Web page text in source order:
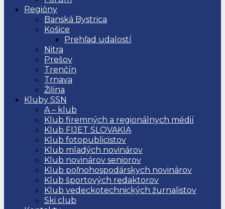
Regióny
Banská Bystrica
Košice
Prehľad udalostí
Nitra
Prešov
Trenčín
Trnava
Žilina
Kluby SSN
A – klub
Klub firemných a regionálnych médií
Klub FIJET SLOVAKIA
Klub fotopublicistov
Klub mladých novinárov
Klub novinárov seniorov
Klub poľnohospodárskych novinárov
Klub športových redaktorov
Klub vedeckotechnických žurnalistov
Ski club